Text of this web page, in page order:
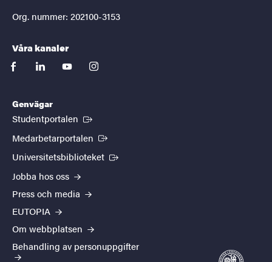
Org. nummer: 202100-3153
Våra kanaler
facebooklinkedinyoutubeinstagram
Genvägar
Studentportalen (Extern länk)
Medarbetarportalen (Extern länk)
Universitetsbiblioteket (Extern länk)
Jobba hos oss
Press och media
EUTOPIA
Om webbplatsen
Behandling av personuppgifter